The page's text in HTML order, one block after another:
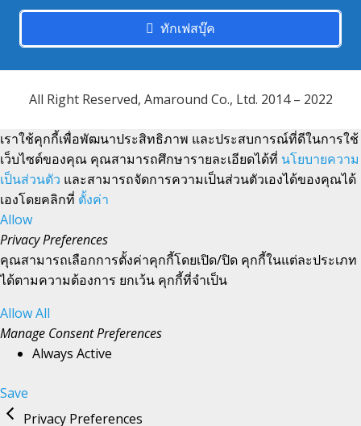
ทักเฟสบุ๊ค
All Right Reserved, Amaround Co., Ltd. 2014 – 2022
เราใช้คุกกี้เพื่อพัฒนาประสิทธิภาพ และประสบการณ์ที่ดีในการใช้
เว็บไซต์ของคุณ คุณสามารถศึกษารายละเอียดได้ที่ นโยบายความ
เป็นส่วนตัว และสามารถจัดการความเป็นส่วนตัวเองได้ของคุณได้
เองโดยคลิกที่ ตั้งค่า
Allow
Privacy Preferences
คุณสามารถเลือกการตั้งค่าคุกกี้โดยเปิด/ปิด คุกกี้ในแต่ละประเภท
ได้ตามความต้องการ ยกเว้น คุกกี้ที่จำเป็น
Allow All
Manage Consent Preferences
Always Active
Save
Privacy Preferences